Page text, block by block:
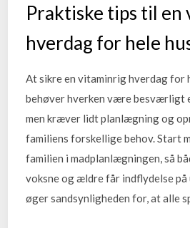
Praktiske tips til en
hverdag for hele
At sikre en vitaminrig hverdag for
behøver hverken være besværligt
men kræver lidt planlægning og
familiens forskellige behov. Start
familien i madplanlægningen, så
voksne og ældre får indflydelse på
øger sandsynligheden for, at alle